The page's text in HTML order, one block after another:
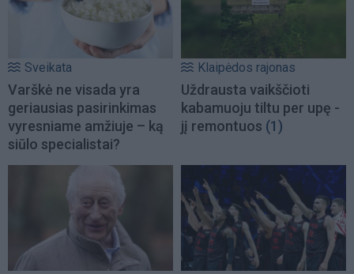
Sveikata
Varškė ne visada yra
geriausias pasirinkimas
vyresniame amžiuje – ką
siūlo specialistai?
Klaipėdos rajonas
Uždrausta vaikščioti
kabamuoju tiltu per upę -
jį remontuos (1)